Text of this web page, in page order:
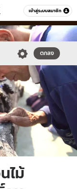
เข้าสู่ระบบสมาชิก
หมวดอื่นๆ
ตกลง
ไม้